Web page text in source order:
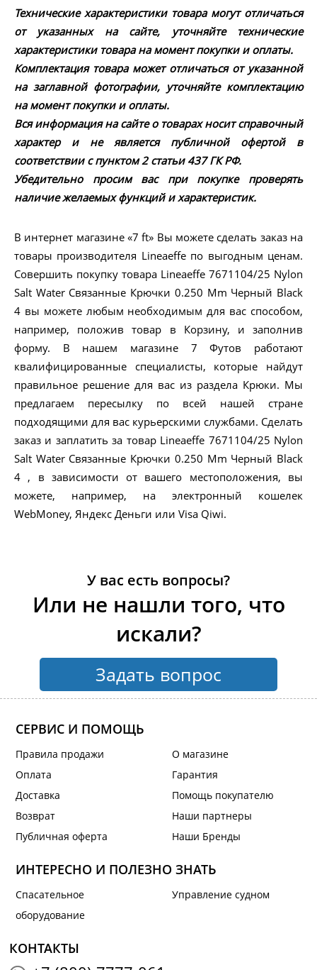
Технические характеристики товара могут отличаться
от указанных на сайте, уточняйте технические
характеристики товара на момент покупки и оплаты.
Комплектация товара может отличаться от указанной
на заглавной фотографии, уточняйте комплектацию
на момент покупки и оплаты.
Вся информация на сайте о товарах носит справочный
характер и не является публичной офертой в
соответствии с пунктом 2 статьи 437 ГК РФ.
Убедительно просим вас при покупке проверять
наличие желаемых функций и характеристик.
В интернет магазине «7 ft» Вы можете сделать заказ на
товары производителя Lineaeffe по выгодным ценам.
Совершить покупку товара Lineaeffe 7671104/25 Nylon
Salt Water Связанные Крючки 0.250 Mm Черный Black
4 вы можете любым необходимым для вас способом,
например, положив товар в Корзину, и заполнив
форму. В нашем магазине 7 Футов работают
квалифицированные специалисты, которые найдут
правильное решение для вас из раздела Крюки. Мы
предлагаем пересылку по всей нашей стране
подходящими для вас курьерскими службами. Сделать
заказ и заплатить за товар Lineaeffe 7671104/25 Nylon
Salt Water Связанные Крючки 0.250 Mm Черный Black
4 , в зависимости от вашего местоположения, вы
можете, например, на электронный кошелек
WebMoney, Яндекс Деньги или Visa Qiwi.
У вас есть вопросы?
Или не нашли того, что
искали?
Задать вопрос
СЕРВИС И ПОМОЩЬ
Правила продажи
Оплата
Доставка
Возврат
Публичная оферта
О магазине
Гарантия
Помощь покупателю
Наши партнеры
Наши Бренды
ИНТЕРЕСНО И ПОЛЕЗНО ЗНАТЬ
Спасательное
оборудование
Управление судном
КОНТАКТЫ